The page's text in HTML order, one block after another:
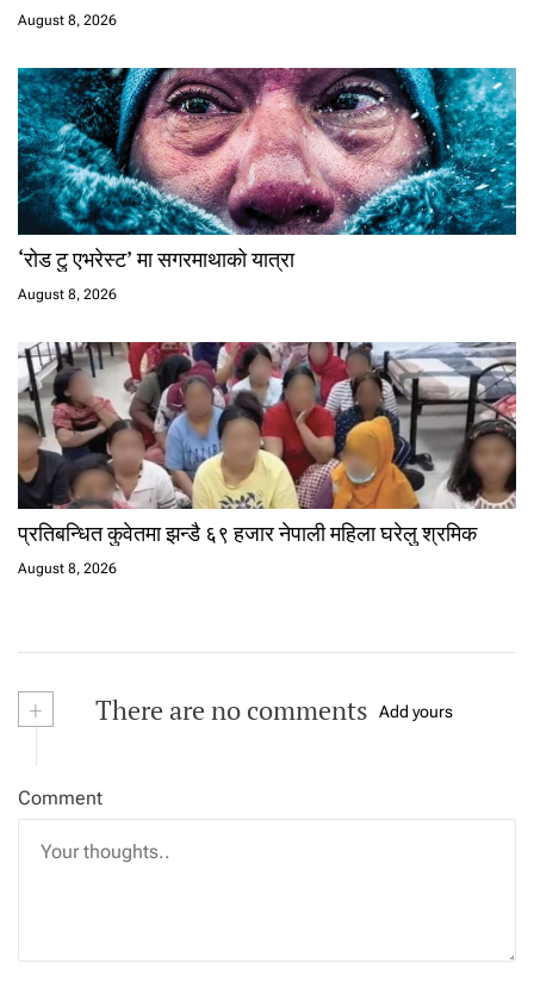
August 8, 2026
‘रोड टु एभरेस्ट’ मा सगरमाथाको यात्रा
August 8, 2026
प्रतिबन्धित कुवेतमा झन्डै ६९ हजार नेपाली महिला घरेलु श्रमिक
August 8, 2026
+ There are no comments Add yours
Comment